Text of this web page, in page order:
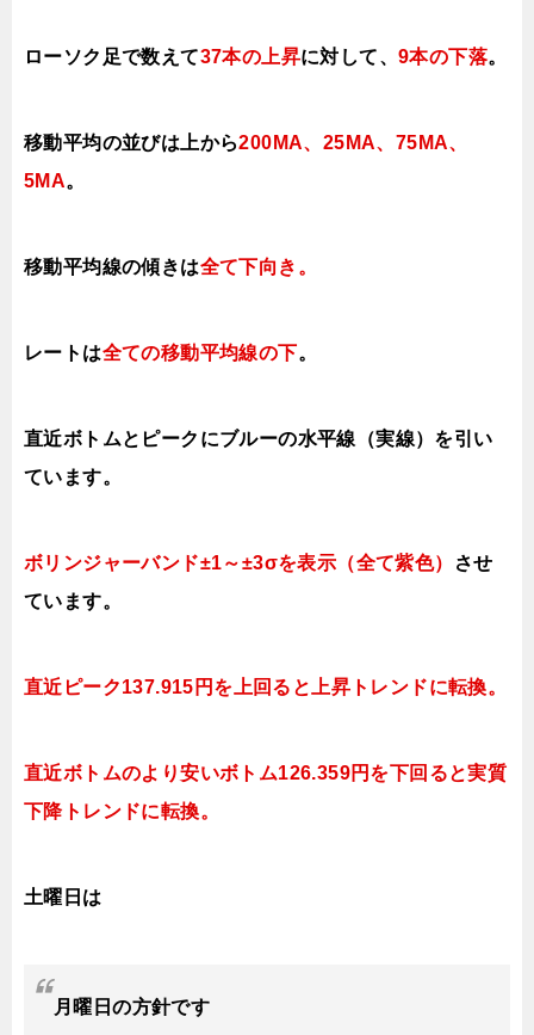
ローソク足で数えて37本の上昇に対して、9本の下落。
移動平均の並びは上から200MA、25MA、75MA、
5MA。
移動平均線の傾きは全て下向き 。
レートは全ての移動平均線の下。
直近ボトムとピークにブルーの水平線（実線）を引い
ています。
ボリンジャーバンド±1～±3σを表示（全て紫色）
させ
ています。
直近ピーク137.915円を上回ると上昇トレンドに転換。
直近ボトムのより安いボトム126.359円を下回ると実質
下降トレンドに転換。
土曜日は
月曜日の方針です